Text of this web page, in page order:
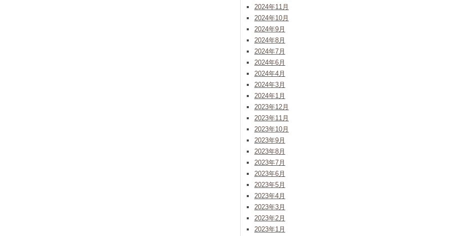
2024年11月
2024年10月
2024年9月
2024年8月
2024年7月
2024年6月
2024年4月
2024年3月
2024年1月
2023年12月
2023年11月
2023年10月
2023年9月
2023年8月
2023年7月
2023年6月
2023年5月
2023年4月
2023年3月
2023年2月
2023年1月